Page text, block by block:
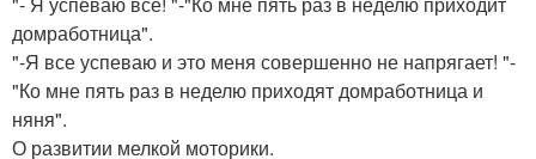
домработница".
"-Я все успеваю и это меня совершенно не напрягает! "-
"Ко мне пять раз в неделю приходят домработница и
няня".
О развитии мелкой моторики.